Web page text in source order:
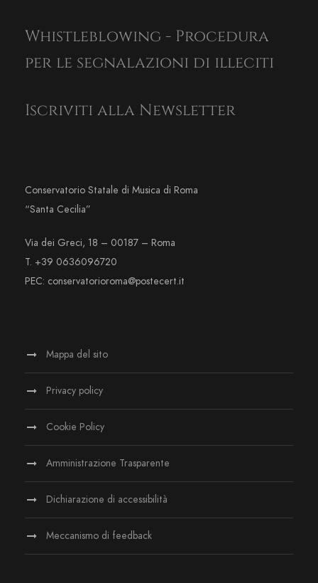
Whistleblowing - Procedura
per le segnalazioni di illeciti
Iscriviti alla Newsletter
Conservatorio Statale di Musica di Roma
“Santa Cecilia”
Via dei Greci, 18 – 00187 – Roma
T. +39 0636096720
PEC: conservatorioroma@postecert.it
Mappa del sito
Privacy policy
Cookie Policy
Amministrazione Trasparente
Dichiarazione di accessibilità
Meccanismo di feedback